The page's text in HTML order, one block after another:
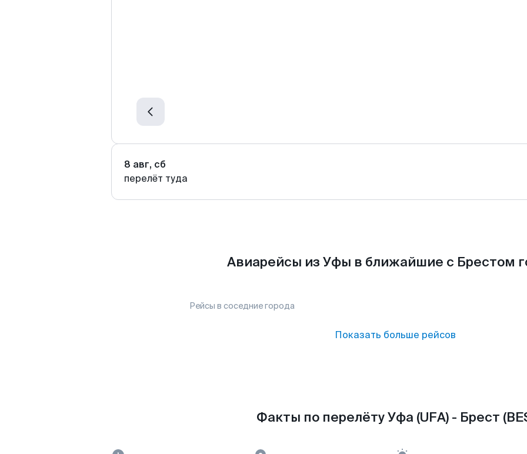
8 авг, сб
перелёт туда
Авиарейсы из Уфы в ближайшие с Брестом
Рейсы в соседние города
Показать больше рейсов
Факты по перелёту Уфа (UFA) - Брест